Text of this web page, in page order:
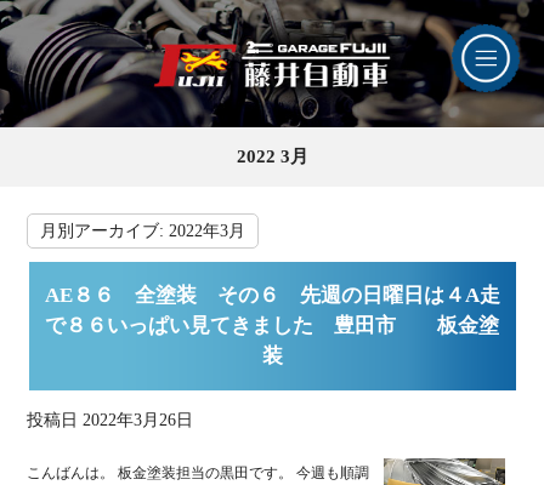
2022 3月
月別アーカイブ:2022年3月
AE８６ 全塗装 その６ 先週の日曜日は４A走
で８６いっぱい見てきました 豊田市 板金塗
装
投稿日 2022年3月26日
こんばんは。 板金塗装担当の黒田です。 今週も順調